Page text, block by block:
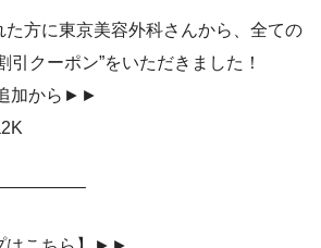
た方に東京美容外科さんから、全ての
引クーポン”をいただきました！
加から►►